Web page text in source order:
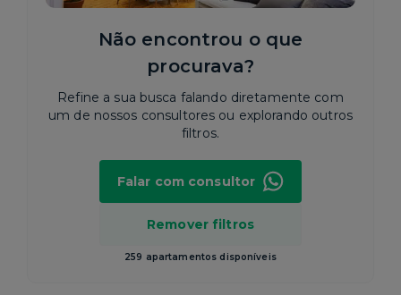
Não encontrou o que
procurava?
Refine a sua busca falando diretamente com
um de nossos consultores ou explorando outros
filtros.
Remover filtros
259 apartamentos disponíveis
Falar com consultor